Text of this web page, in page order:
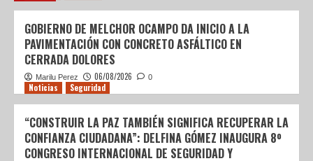
GOBIERNO DE MELCHOR OCAMPO DA INICIO A LA
PAVIMENTACIÓN CON CONCRETO ASFÁLTICO EN
CERRADA DOLORES
Marilu Perez 06/08/2026 0
Noticias Seguridad
“CONSTRUIR LA PAZ TAMBIÉN SIGNIFICA RECUPERAR LA
CONFIANZA CIUDADANA”: DELFINA GÓMEZ INAUGURA 8º
CONGRESO INTERNACIONAL DE SEGURIDAD Y